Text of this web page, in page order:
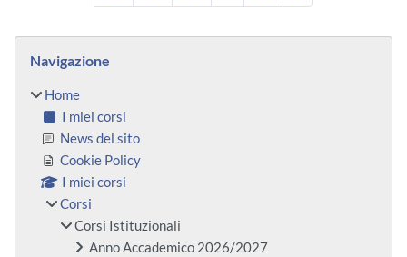
Blocchi
Navigazione
Home
I miei corsi
News del sito
Cookie Policy
I miei corsi
Corsi
Corsi Istituzionali
Anno Accademico 2026/2027